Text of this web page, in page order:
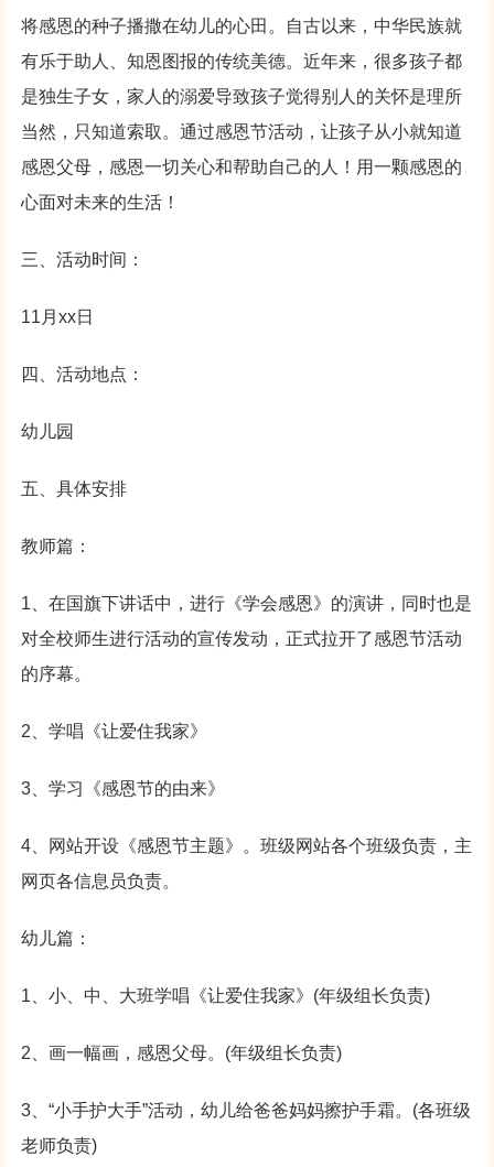
将感恩的种子播撒在幼儿的心田。自古以来，中华民族就
有乐于助人、知恩图报的传统美德。近年来，很多孩子都
是独生子女，家人的溺爱导致孩子觉得别人的关怀是理所
当然，只知道索取。通过感恩节活动，让孩子从小就知道
感恩父母，感恩一切关心和帮助自己的人！用一颗感恩的
心面对未来的生活！
三、活动时间：
11月xx日
四、活动地点：
幼儿园
五、具体安排
教师篇：
1、在国旗下讲话中，进行《学会感恩》的演讲，同时也是
对全校师生进行活动的宣传发动，正式拉开了感恩节活动
的序幕。
2、学唱《让爱住我家》
3、学习《感恩节的由来》
4、网站开设《感恩节主题》。班级网站各个班级负责，主
网页各信息员负责。
幼儿篇：
1、小、中、大班学唱《让爱住我家》(年级组长负责)
2、画一幅画，感恩父母。(年级组长负责)
3、“小手护大手”活动，幼儿给爸爸妈妈擦护手霜。(各班级
老师负责)